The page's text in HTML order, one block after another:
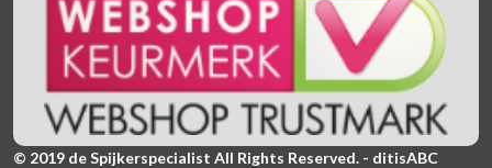
© 2019 de Spijkerspecialist All Rights Reserved. - ditisABC